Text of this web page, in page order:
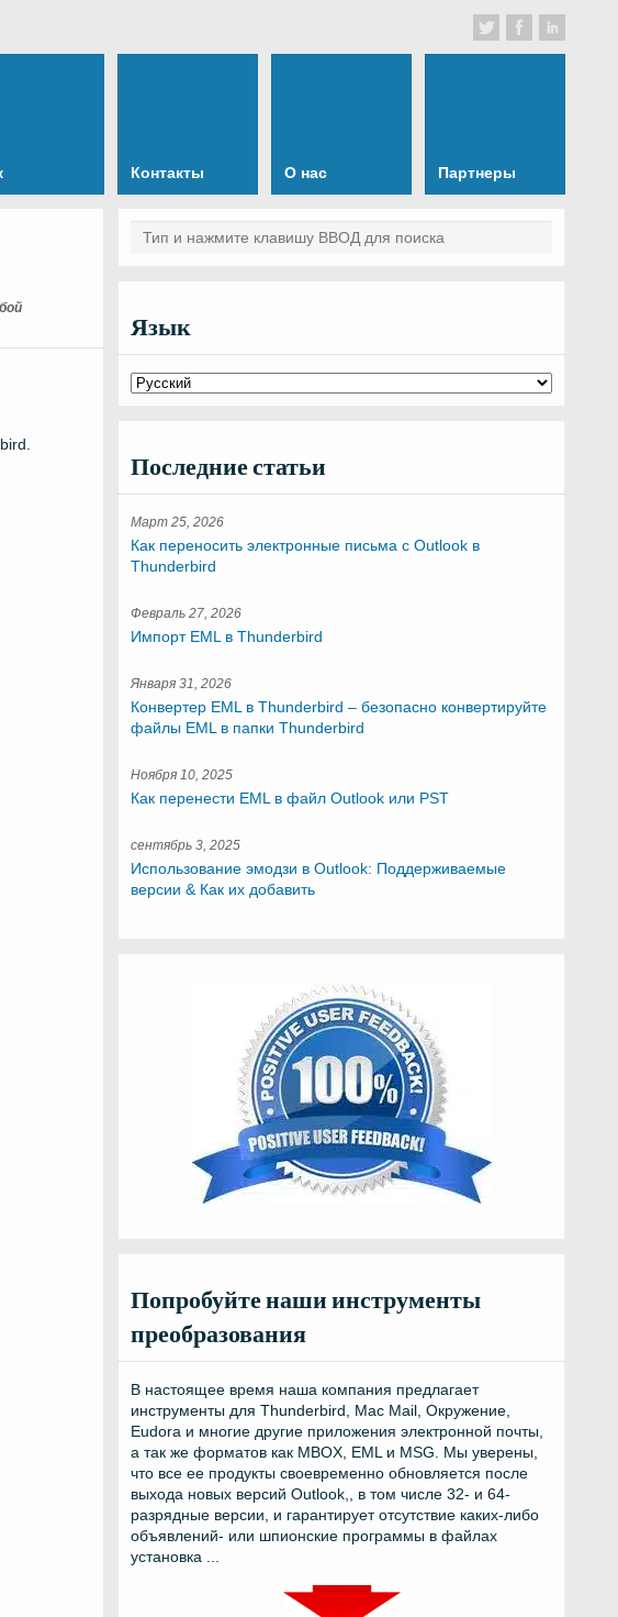
Контакты О нас Партнеры
Язык
Последние статьи
Март 25, 2026
Как переносить электронные письма с Outlook в
Thunderbird
Февраль 27, 2026
Импорт EML в Thunderbird
Января 31, 2026
Конвертер EML в Thunderbird – безопасно конвертируйте
файлы EML в папки Thunderbird
Ноября 10, 2025
Как перенести EML в файл Outlook или PST
сентябрь 3, 2025
Использование эмодзи в Outlook: Поддерживаемые
версии & Как их добавить
Попробуйте наши инструменты
преобразования
В настоящее время наша компания предлагает
инструменты для Thunderbird, Mac Mail, Окружение,
Eudora и многие другие приложения электронной почты,
а так же форматов как MBOX, EML и MSG. Мы уверены,
что все ее продукты своевременно обновляется после
выхода новых версий Outlook,, в том числе 32- и 64-
разрядные версии, и гарантирует отсутствие каких-либо
объявлений- или шпионские программы в файлах
установка ...